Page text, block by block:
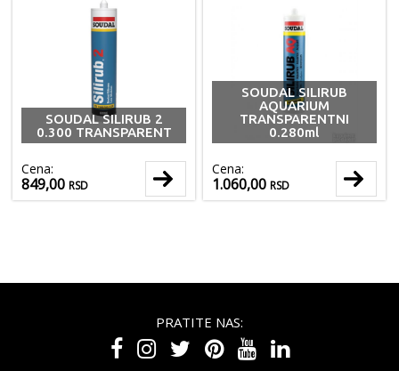
SOUDAL SILIRUB 2
0.300 TRANSPARENT
Cena:
849,00RSD
SOUDAL SILIRUB
AQUARIUM
TRANSPARENTNI
0.280ml
Cena:
1.060,00RSD
PRATITE NAS: